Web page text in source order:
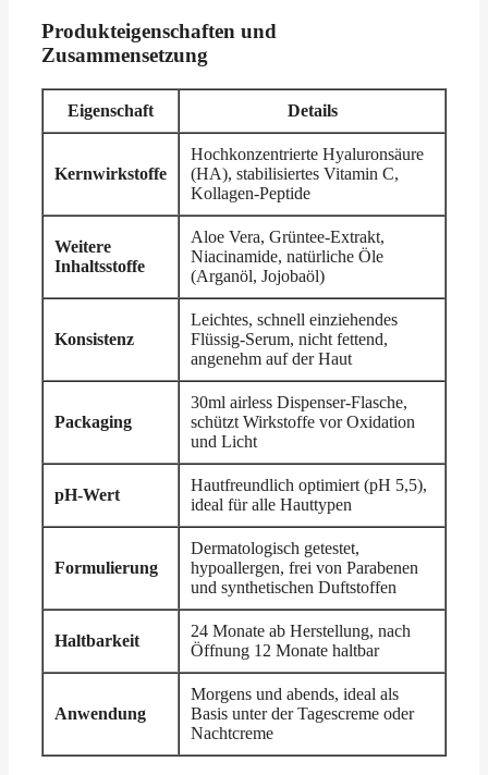
Produkteigenschaften und
Zusammensetzung
Eigenschaft Details
Kernwirkstoffe
Hochkonzentrierte Hyaluronsäure
(HA), stabilisiertes Vitamin C,
Kollagen-Peptide
Weitere
Inhaltsstoffe
Aloe Vera, Grüntee-Extrakt,
Niacinamide, natürliche Öle
(Arganöl, Jojobaöl)
Konsistenz
Leichtes, schnell einziehendes
Flüssig-Serum, nicht fettend,
angenehm auf der Haut
Packaging
30ml airless Dispenser-Flasche,
schützt Wirkstoffe vor Oxidation
und Licht
pH-Wert
Hautfreundlich optimiert (pH 5,5),
ideal für alle Hauttypen
Formulierung
Dermatologisch getestet,
hypoallergen, frei von Parabenen
und synthetischen Duftstoffen
Haltbarkeit
24 Monate ab Herstellung, nach
Öffnung 12 Monate haltbar
Anwendung
Morgens und abends, ideal als
Basis unter der Tagescreme oder
Nachtcreme